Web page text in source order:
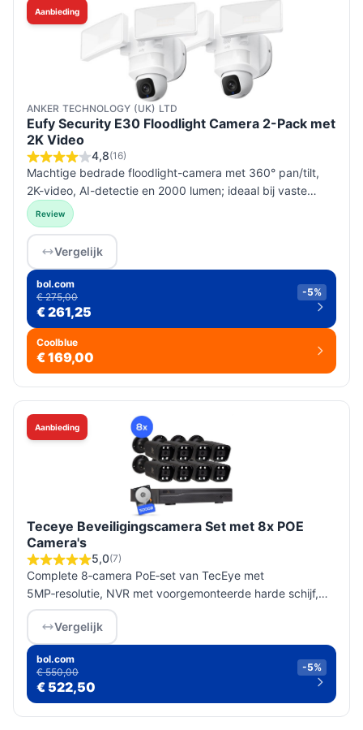
Aanbieding
ANKER TECHNOLOGY (UK) LTD
Eufy Security E30 Floodlight Camera 2-Pack met
2K Video
4,8(16)
Machtige bedrade floodlight-camera met 360° pan/tilt,
2K-video, AI-detectie en 2000 lumen; ideaal bij vaste
stroom en montage; geen speakers of montagemateriaal
meegeleverd — contr...
Review
Vergelijk
bol.com
€ 275,00
€ 261,25
-5%
Coolblue
€ 169,00
Aanbieding
Teceye Beveiligingscamera Set met 8x POE
Camera's
5,0(7)
Complete 8‑camera PoE‑set van TecEye met
5MP‑resolutie, NVR met voorgemonteerde harde schijf,
nachtzicht, bewegingsdetectie en Nederlandse app.
Controleer HDD‑capaciteit en PoE/net...
Vergelijk
bol.com
€ 550,00
€ 522,50
-5%